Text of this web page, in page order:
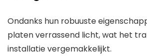
Ondanks hun robuuste
platen verrassend licht, wat het
installatie vergemakkelijkt.